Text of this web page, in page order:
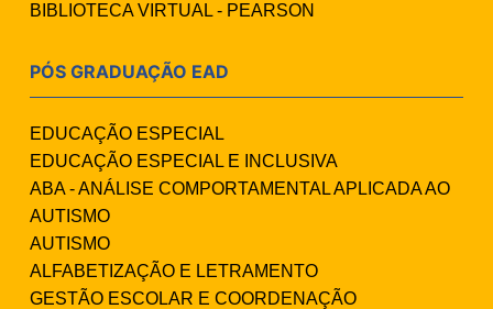
BIBLIOTECA VIRTUAL - PEARSON
PÓS GRADUAÇÃO EAD
EDUCAÇÃO ESPECIAL
EDUCAÇÃO ESPECIAL E INCLUSIVA
ABA - ANÁLISE COMPORTAMENTAL APLICADA AO
AUTISMO
AUTISMO
ALFABETIZAÇÃO E LETRAMENTO
GESTÃO ESCOLAR E COORDENAÇÃO